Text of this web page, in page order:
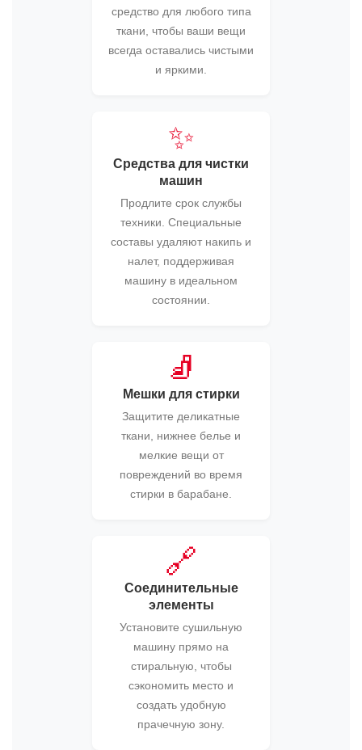
средство для любого типа
ткани, чтобы ваши вещи
всегда оставались чистыми
и яркими.
✨
Средства для чистки
машин
Продлите срок службы
техники. Специальные
составы удаляют накипь и
налет, поддерживая
машину в идеальном
состоянии.
🧦
Мешки для стирки
Защитите деликатные
ткани, нижнее белье и
мелкие вещи от
повреждений во время
стирки в барабане.
🔗
Соединительные
элементы
Установите сушильную
машину прямо на
стиральную, чтобы
сэкономить место и
создать удобную
прачечную зону.